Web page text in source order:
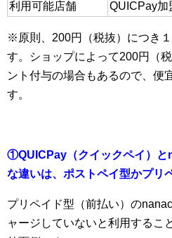
利用可能店舗
QUICPay加
※原則、200円（税抜）につき
す。ショップによって200円（
ント付与の場合もあるので、便
す。
①QUICPay（クイックペイ）と
な違いは、ポストペイ型かプリ
プリペイド型（前払い）の
ャージしていないと利用するこ